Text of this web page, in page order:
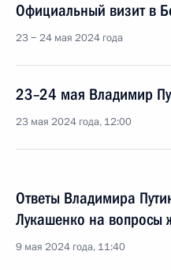
Официальный визит в
23 − 24 мая 2024 года
23–24 мая Владимир
23 мая 2024 года, 12:00
Ответы Владимира
Лукашенко на вопросы
9 мая 2024 года, 11:40